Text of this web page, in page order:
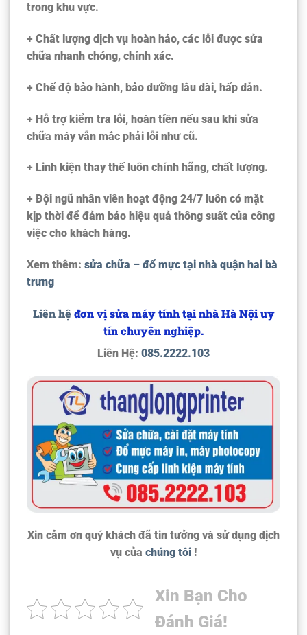
trong khu vực.
+ Chất lượng dịch vụ hoàn hảo, các lỗi được sửa
chữa nhanh chóng, chính xác.
+ Chế độ bảo hành, bảo dưỡng lâu dài, hấp dẫn.
+ Hỗ trợ kiểm tra lỗi, hoàn tiền nếu sau khi sửa
chữa máy vẫn mắc phải lỗi như cũ.
+ Linh kiện thay thế luôn chính hãng, chất lượng.
+ Đội ngũ nhân viên hoạt động 24/7 luôn có mặt
kịp thời để đảm bảo hiệu quả thông suất của công
việc cho khách hàng.
Xem thêm: sửa chữa – đổ mực tại nhà quận hai bà
trưng
Liên hệ đơn vị sửa máy tính tại nhà Hà Nội uy
tín chuyên nghiệp.
Liên Hệ: 085.2222.103
Xin cảm ơn quý khách đã tin tưởng và sử dụng dịch
vụ của chúng tôi !
Xin Bạn Cho
Đánh Giá!